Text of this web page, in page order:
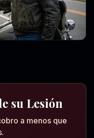
su Lesión
a menos que